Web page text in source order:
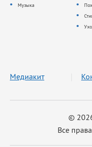
Музыка
©
Все
Медиакит